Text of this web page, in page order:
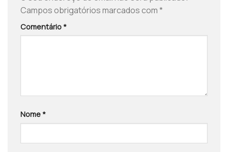
Campos obrigatórios marcados com*
Comentário *
Nome *